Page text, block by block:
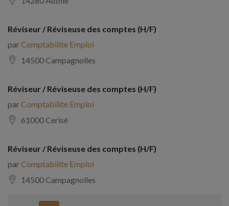
Réviseur / Réviseuse des comptes (H/F)
parComptabilite Emploi
14500 Campagnolles
Réviseur / Réviseuse des comptes (H/F)
parComptabilite Emploi
61000 Cerisé
Réviseur / Réviseuse des comptes (H/F)
parComptabilite Emploi
14500 Campagnolles